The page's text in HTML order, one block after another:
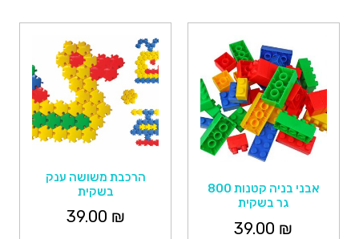
אבני בניה קטנות 800
גר בשקית
39.00 ₪
הרכבת משושה ענק
בשקית
39.00 ₪